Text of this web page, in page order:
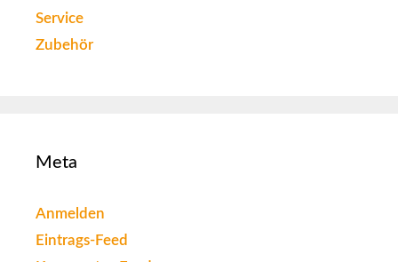
Service
Zubehör
Meta
Anmelden
Eintrags-Feed